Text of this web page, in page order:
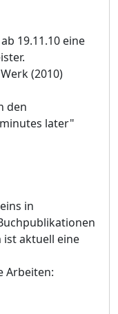
19.11.10 eine
(2010)
den
later"
in
ist aktuell eine
Arbeiten: